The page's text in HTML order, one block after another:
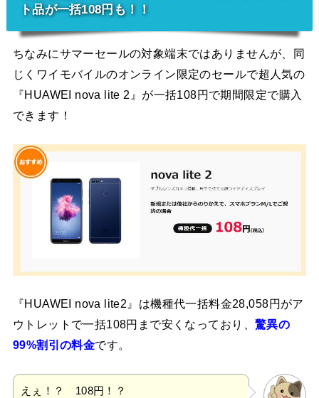
ト品が一括108円も！！
ちなみにサマーセールの対象端末ではありませんが、同
じくワイモバイルのオンライン限定のセールで超人気の
『HUAWEI nova lite 2』が一括108円で期間限定で購入
できます！
『HUAWEI nova lite2』は機種代一括料金28,058円がア
ウトレットで一括108円まで安くなっており、 驚異の
99%割引の料金です。
えぇ！？ 108円！？